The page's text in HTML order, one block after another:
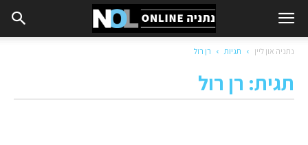
נתניה און ליין תגיות רן רול
תגית: רן רול